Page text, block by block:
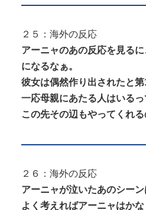
２５：海外の反応
アーニャのあの反応を見る
になるなぁ。
彼女は偶然作り出されたと第
一応母親にあたる人はいるっ
この先その辺もやってくれる
２６：海外の反応
アーニャが泣いたあのシーン
よく考えればアーニャはか